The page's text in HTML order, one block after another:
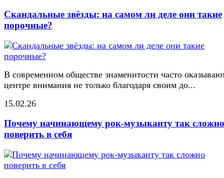
Скандальные звёзды: на самом ли деле они такие
порочные?
В современном обществе знаменитости часто
центре внимания не только благодаря своим до...
15.02.26
Почему начинающему рок-музыканту так сложно
поверить в себя